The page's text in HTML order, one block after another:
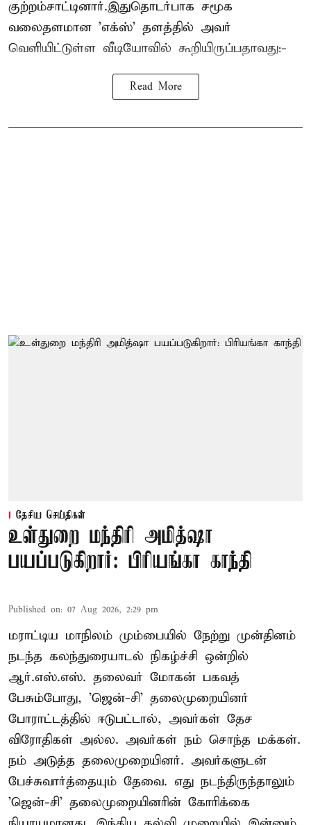
குற்றம்சாட்டினார்.இதுதொடர்பாக சமூக
வலைதளமான 'எக்ஸ்' தளத்தில் அவர்
வெளியிட்டுள்ள வீடியோவில் கூறியிருப்பதாவது:-
Read More
தேசிய செய்திகள்
உள்துறை மந்திரி அமித்ஷா
பயப்படுகிறார்: பிரியங்கா காந்தி
Published on: 07 Aug 2026, 2:29 pm
மராட்டிய மாநிலம் மும்பையில் நேற்று முன்தினம்
நடந்த கலந்துரையாடல் நிகழ்ச்சி ஒன்றில்
ஆர்.எஸ்.எஸ். தலைவர் மோகன் பகவத்
பேசும்போது, 'ஜென்-சி' தலைமுறையினர்
போராட்டத்தில் ஈடுபட்டால், அவர்கள் தேச
விரோதிகள் அல்ல. அவர்கள் நம் சொந்த மக்கள்.
நம் அடுத்த தலைமுறையினர். அவர்களுடன்
பேச்சுவார்த்தையும் தேவை. எது நடந்திருந்தாலும்
'ஜென்-சி' தலைமுறையினரின் கோரிக்கை